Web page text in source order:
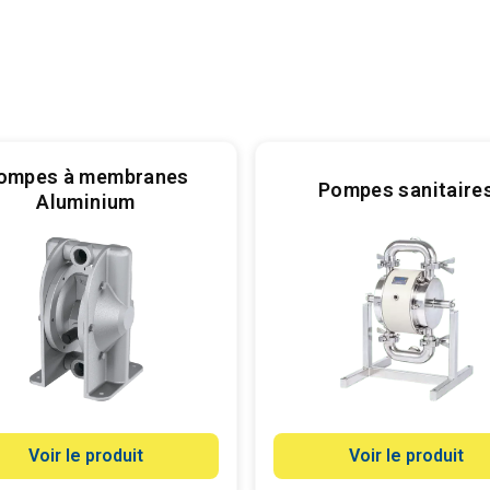
à membranes
Aluminium
Voir le produit
Pompes
Voir le produit